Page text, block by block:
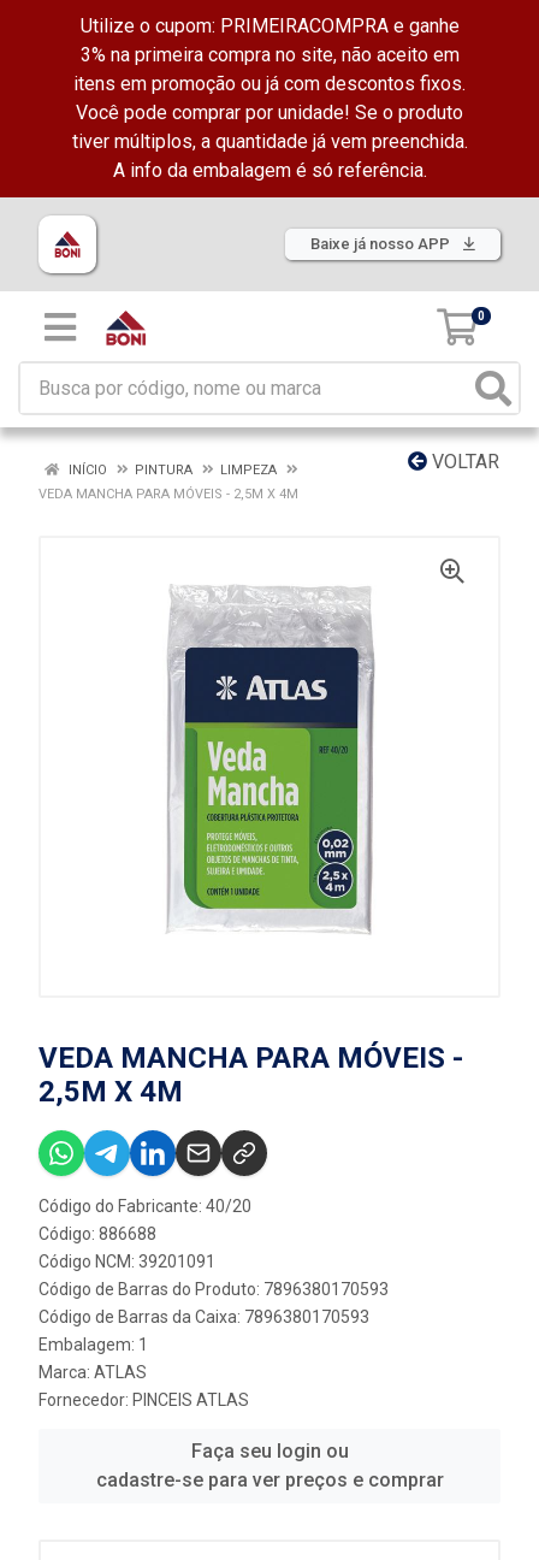
Utilize o cupom: PRIMEIRACOMPRA e ganhe
3% na primeira compra no site, não aceito em
itens em promoção ou já com descontos fixos.
Você pode comprar por unidade! Se o produto
tiver múltiplos, a quantidade já vem preenchida.
A info da embalagem é só referência.
Baixe já nosso APP
0
VOLTAR
INÍCIO PINTURA
LIMPEZA
VEDA MANCHA PARA MÓVEIS - 2,5M X 4M
VEDA MANCHA PARA MÓVEIS -
2,5M X 4M
Código do Fabricante: 40/20
Código: 886688
Código NCM: 39201091
Código de Barras do Produto: 7896380170593
Código de Barras da Caixa: 7896380170593
Embalagem: 1
Marca: ATLAS
Fornecedor: PINCEIS ATLAS
Faça seu login ou
cadastre-se para ver preços e comprar